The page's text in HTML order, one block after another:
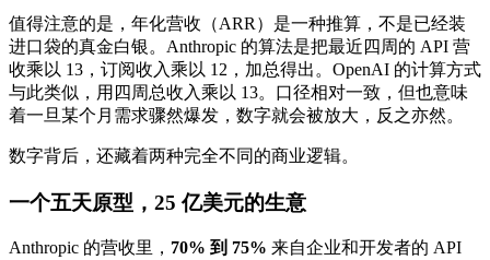
值得注意的是，年化营收（ARR）是一种推算，不是已经装
进口袋的真金白银。Anthropic 的算法是把最近四周的 API 营
收乘以 13，订阅收入乘以 12，加总得出。OpenAI 的计算方式
与此类似，用四周总收入乘以 13。口径相对一致，但也意味
着一旦某个月需求骤然爆发，数字就会被放大，反之亦然。
数字背后，还藏着两种完全不同的商业逻辑。
一个五天原型，25 亿美元的生意
Anthropic 的营收里， 70% 到 75% 来自企业和开发者的 API